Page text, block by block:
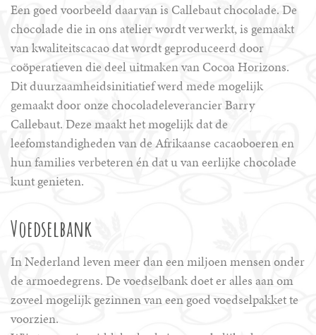
Een goed voorbeeld daarvan is Callebaut chocolade. De
chocolade die in ons atelier wordt verwerkt, is gemaakt
van kwaliteitscacao dat wordt geproduceerd door
coöperatieven die deel uitmaken van Cocoa Horizons.
Dit duurzaamheidsinitiatief werd mede mogelijk
gemaakt door onze chocoladeleverancier Barry
Callebaut. Deze maakt het mogelijk dat de
leefomstandigheden van de Afrikaanse cacaoboeren en
hun families verbeteren én dat u van eerlijke chocolade
kunt genieten.
Voedselbank
In Nederland leven meer dan een miljoen mensen onder
de armoedegrens. De voedselbank doet er alles aan om
zoveel mogelijk gezinnen van een goed voedselpakket te
voorzien.